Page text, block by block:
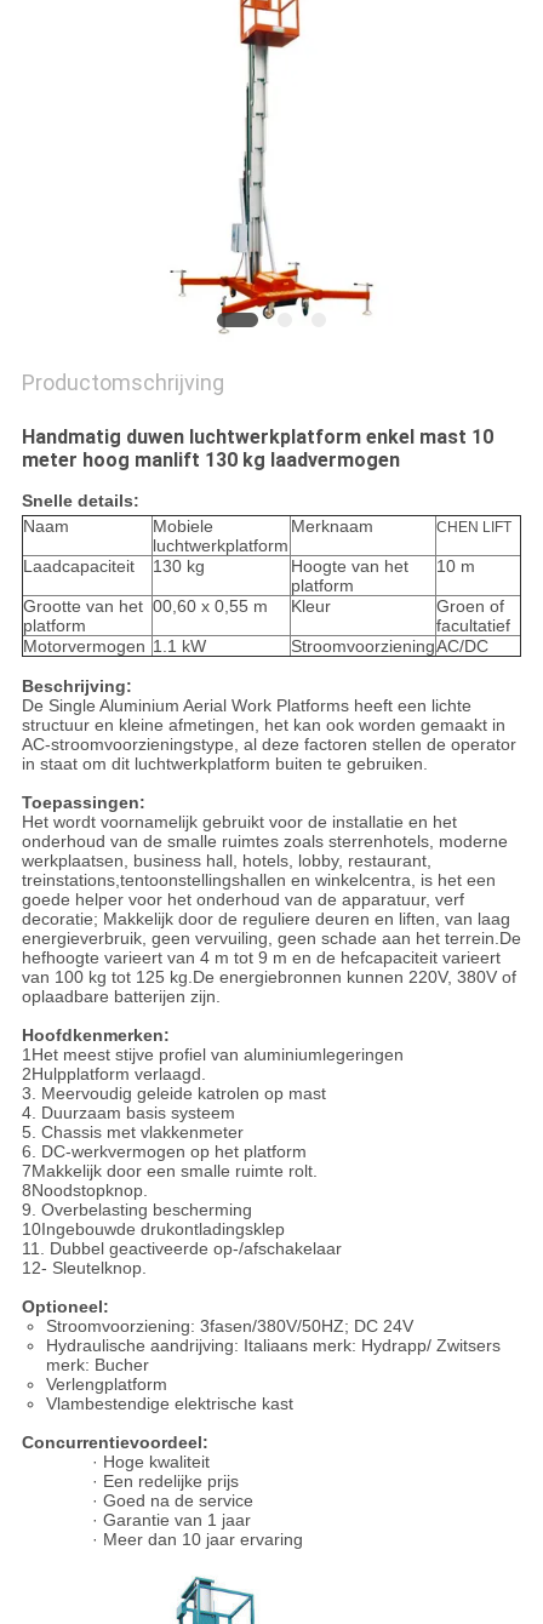
PRIVACYBELEID
Productomschrijving
Handmatig duwen luchtwerkplatform enkel mast 10
meter hoog manlift 130 kg laadvermogen
Snelle details:
Naam
Mobiele
luchtwerkplatform
Merknaam CHEN LIFT
Laadcapaciteit 130 kg
Hoogte van het
platform
10 m
Grootte van het
platform
00,60 x 0,55 m Kleur
Groen of
facultatief
Motorvermogen 1.1 kW StroomvoorzieningAC/DC
Beschrijving:
De Single Aluminium Aerial Work Platforms heeft een lichte
structuur en kleine afmetingen, het kan ook worden gemaakt in
AC-stroomvoorzieningstype, al deze factoren stellen de operator
in staat om dit luchtwerkplatform buiten te gebruiken.
Toepassingen:
Het wordt voornamelijk gebruikt voor de installatie en het
onderhoud van de smalle ruimtes zoals sterrenhotels, moderne
werkplaatsen, business hall, hotels, lobby, restaurant,
treinstations,tentoonstellingshallen en winkelcentra, is het een
goede helper voor het onderhoud van de apparatuur, verf
decoratie; Makkelijk door de reguliere deuren en liften, van laag
energieverbruik, geen vervuiling, geen schade aan het terrein.De
hefhoogte varieert van 4 m tot 9 m en de hefcapaciteit varieert
van 100 kg tot 125 kg.De energiebronnen kunnen 220V, 380V of
oplaadbare batterijen zijn.
Hoofdkenmerken:
1Het meest stijve profiel van aluminiumlegeringen
2Hulpplatform verlaagd.
3. Meervoudig geleide katrolen op mast
4. Duurzaam basis systeem
5. Chassis met vlakkenmeter
6. DC-werkvermogen op het platform
7Makkelijk door een smalle ruimte rolt.
8Noodstopknop.
9. Overbelasting bescherming
10Ingebouwde drukontladingsklep
11. Dubbel geactiveerde op-/afschakelaar
12- Sleutelknop.
Optioneel:
Stroomvoorziening: 3fasen/380V/50HZ; DC 24V
Hydraulische aandrijving: Italiaans merk: Hydrapp/ Zwitsers
merk: Bucher
Verlengplatform
Vlambestendige elektrische kast
Concurrentievoordeel:
· Hoge kwaliteit
· Een redelijke prijs
· Goed na de service
· Garantie van 1 jaar
· Meer dan 10 jaar ervaring